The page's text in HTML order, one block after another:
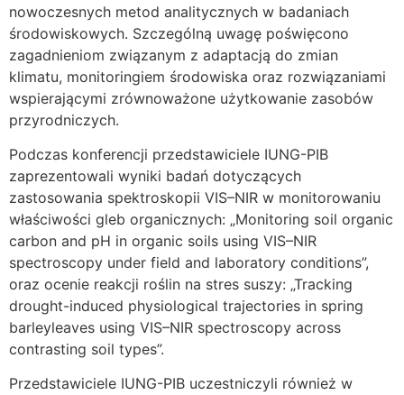
nowoczesnych metod analitycznych w badaniach
środowiskowych. Szczególną uwagę poświęcono
zagadnieniom związanym z adaptacją do zmian
klimatu, monitoringiem środowiska oraz rozwiązaniami
wspierającymi zrównoważone użytkowanie zasobów
przyrodniczych.
Podczas konferencji przedstawiciele IUNG-PIB
zaprezentowali wyniki badań dotyczących
zastosowania spektroskopii VIS–NIR w monitorowaniu
właściwości gleb organicznych: „Monitoring soil organic
carbon and pH in organic soils using VIS–NIR
spectroscopy under field and laboratory conditions”,
oraz ocenie reakcji roślin na stres suszy: „Tracking
drought-induced physiological trajectories in spring
barleyleaves using VIS–NIR spectroscopy across
contrasting soil types”.
Przedstawiciele IUNG-PIB uczestniczyli również w